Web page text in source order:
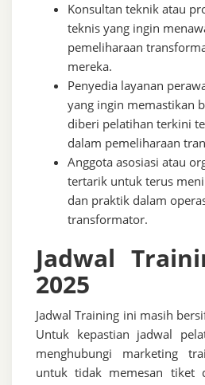
Konsultan teknik atau
teknis yang ingin
pemeliharaan
mereka.
Penyedia layanan
yang ingin memastikan
diberi pelatihan terkini
dalam pemeliharaan
Anggota asosiasi atau
tertarik untuk terus
dan praktik dalam
transformator.
Jadwal
2025
Jadwal Training ini masih
Untuk kepastian jadwal
menghubungi marketing
untuk tidak memesan tiket